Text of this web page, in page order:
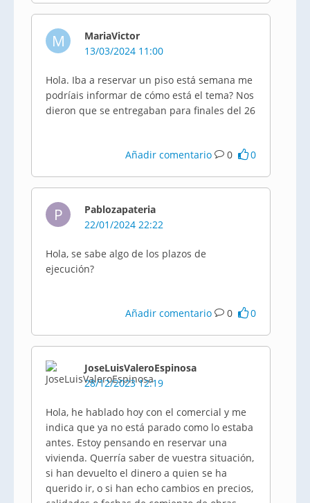
M
MariaVictor
13/03/2024 11:00
Hola. Iba a reservar un piso está semana me
podríais informar de cómo está el tema? Nos
dieron que se entregaban para finales del 26
Añadir comentario 0 0
P
Pablozapateria
22/01/2024 22:22
Hola, se sabe algo de los plazos de
ejecución?
Añadir comentario 0 0
JoseLuisValeroEspinosa
28/12/2023 12:19
Hola, he hablado hoy con el comercial y me
indica que ya no está parado como lo estaba
antes. Estoy pensando en reservar una
vivienda. Querría saber de vuestra situación,
si han devuelto el dinero a quien se ha
querido ir, o si han echo cambios en precios,